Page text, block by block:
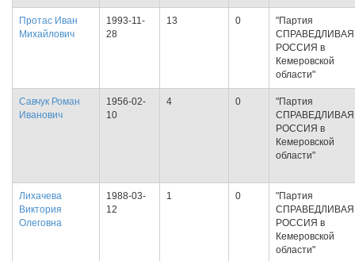
Протас Иван
Михайлович
1993-11-
28
13 0
"Партия
СПРАВЕДЛИВАЯ
РОССИЯ в
Кемеровской
области"
Савчук Роман
Иванович
1956-02-
10
4 0
"Партия
СПРАВЕДЛИВАЯ
РОССИЯ в
Кемеровской
области"
Лихачева
Виктория
Олеговна
1988-03-
12
1 0
"Партия
СПРАВЕДЛИВАЯ
РОССИЯ в
Кемеровской
области"